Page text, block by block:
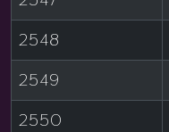
2548
2549
2550